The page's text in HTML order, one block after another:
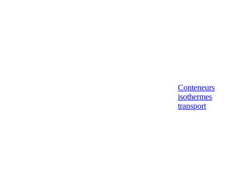
Conteneurs
isothermes
transport